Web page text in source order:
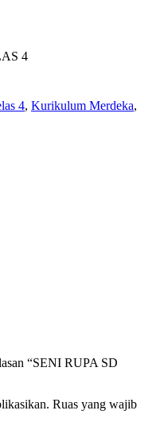
4
4, Kurikulum Merdeka,
“SENI RUPA SD
Ruas yang wajib